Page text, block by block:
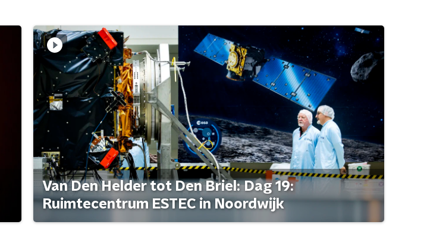
Van Den Helder tot Den Briel: Dag 19:
Ruimtecentrum ESTEC in Noordwijk